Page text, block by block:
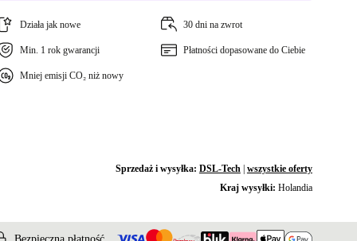
Działa jak nowe 30 dni na zwrot
Min. 1 rok gwarancji Płatności dopasowane do Ciebie
Mniej emisji CO₂ niż nowy
Sprzedaż i wysyłka: DSL-Tech| wszystkie oferty
Kraj wysyłki: Holandia